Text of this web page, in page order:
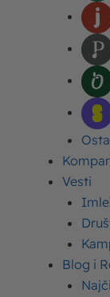
Vesti
Blog i
70g
300g
So
Začini
7
70g